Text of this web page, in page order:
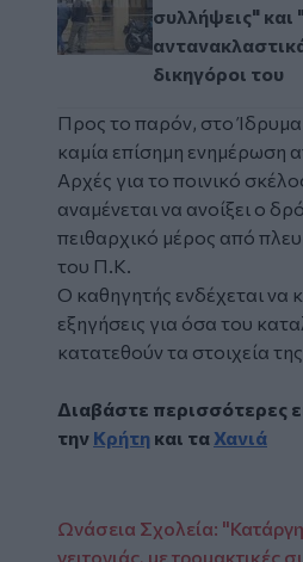
συλλήψεις"
δικηγόροι του
Προς το παρόν, στο Ίδρυμα
καμία επίσημη ενημέρωση
Αρχές για το ποινικό
αναμένεται να ανοίξει ο
πειθαρχικό μέρος από
του Π.Κ.
Ο καθηγητής ενδέχεται να
εξηγήσεις για όσα του
κατατεθούν τα στοιχεία
Διαβάστε περισσότερες
την Κρήτη και τα Χανιά
Ωνάσεια Σχολεία:
γειτονιάς, με τρομακτικές